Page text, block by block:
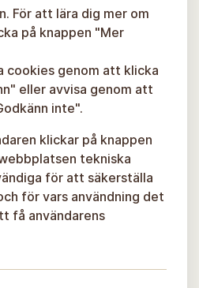
För att lära dig mer om
på knappen "Mer
cookies genom att klicka
eller avvisa genom att
inte".
klickar på knappen
tekniska
för att säkerställa
för vars användning det
få användarens